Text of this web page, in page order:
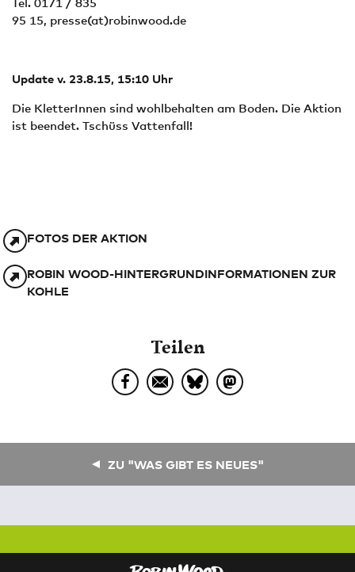
95 15, presse(at)robinwood.de
Update v. 23.8.15, 15:10 Uhr
Die KletterInnen sind wohlbehalten am Boden. Die Aktion
ist beendet. Tschüss Vattenfall!
FOTOS DER AKTION
ROBIN WOOD-HINTERGRUNDINFORMATIONEN ZUR
KOHLE
Teilen
ZU "WAS GIBT ES NEUES"